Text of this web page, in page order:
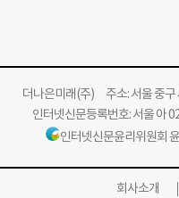
더나은미래(주)주소: 서울 중구
인터넷신문등록번호: 서울
인터넷신문윤리위원회
회사소개